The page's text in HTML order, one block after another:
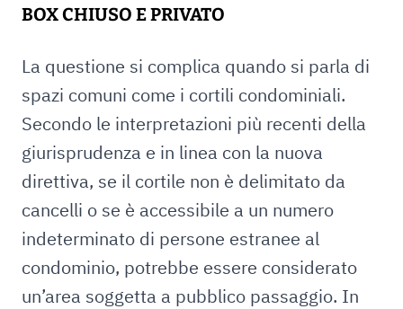
BOX CHIUSO E PRIVATO
La questione si complica quando si parla di
spazi comuni come i cortili condominiali.
Secondo le interpretazioni più recenti della
giurisprudenza e in linea con la nuova
direttiva, se il cortile non è delimitato da
cancelli o se è accessibile a un numero
indeterminato di persone estranee al
condominio, potrebbe essere considerato
un’area soggetta a pubblico passaggio. In